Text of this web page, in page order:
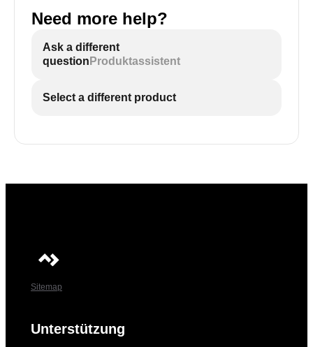
Need more help?
Ask a different
question Produktassistent
Select a different product
Sitemap
Unterstützung